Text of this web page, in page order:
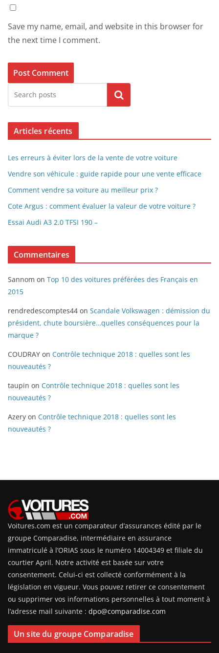
Save my name, email, and website in this browser for
the next time I comment.
Search
Articles récents
Les erreurs à éviter lors de la vente de votre voiture
Vendre son véhicule : guide rapide pour une vente efficace
Comment vendre sa voiture au meilleur prix ?
Cote Argus : comment évaluer la valeur de votre voiture ?
Essai Audi A3 2.0 TFSI 190 –
Commentaires
Sannom on Top 10 des voitures préférées des Français en
2015
rendredescomptes44 on Scandale Volkswagen : démission du
président, chute boursière…quelles conséquences pour la
marque ?
COUDRAY on Contrôle technique 2018 : quelles sont les
nouveautés ?
taupin on Contrôle technique 2018 : quelles sont les
nouveautés ?
Azery on Contrôle technique 2018 : quelles sont les
nouveautés ?
Voitures.com est un comparateur d’assurances édité par le
groupe Comparadise, intermédiaire en assurance
immatriculé à l’ORIAS sous le numéro 14004349 et filiale du
courtier April. Notre activité est basée sur votre
consentement. Celui-ci est collecté conformément à la
législation en vigueur. Vous pouvez retirer ce consentement
ou supprimer vos informations personnelles à tout moment à
l’adresse mail suivante : dpo@comparadise.com
Un site du groupe Comparadise